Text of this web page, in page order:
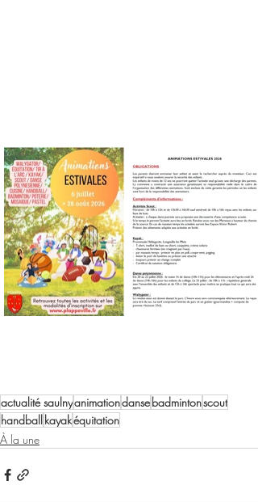
actualité saulnyanimationdansebadmintonscout
handballkayakéquitation
À la une